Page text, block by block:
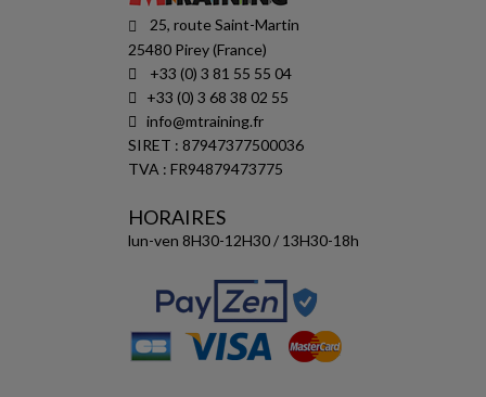
25, route Saint-Martin
25480 Pirey (France)
+33 (0) 3 81 55 55 04
+33 (0) 3 68 38 02 55
info@mtraining.fr
SIRET : 87947377500036
TVA : FR94879473775
HORAIRES
lun-ven 8H30-12H30 / 13H30-18h